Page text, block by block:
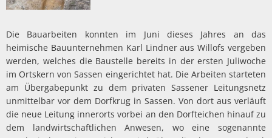
Die Bauarbeiten konnten im Juni dieses Jahres an das
heimische Bauunternehmen Karl Lindner aus Willofs vergeben
werden, welches die Baustelle bereits in der ersten Juliwoche
im Ortskern von Sassen eingerichtet hat. Die Arbeiten starteten
am Übergabepunkt zu dem privaten Sassener Leitungsnetz
unmittelbar vor dem Dorfkrug in Sassen. Von dort aus verläuft
die neue Leitung innerorts vorbei an den Dorfteichen hinauf zu
dem landwirtschaftlichen Anwesen, wo eine sogenannte